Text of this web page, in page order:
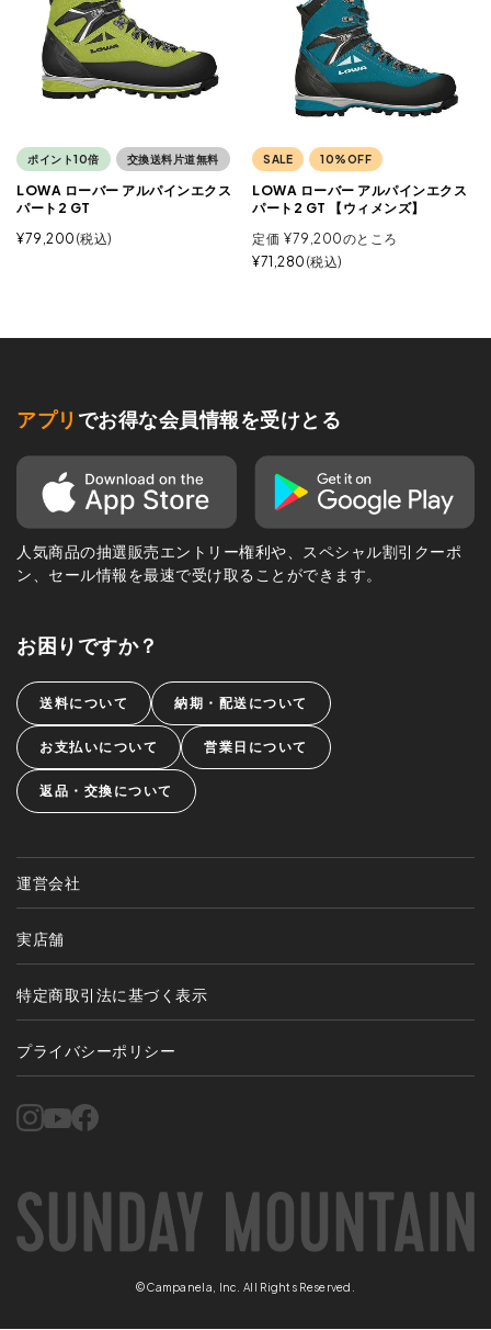
ポイント10倍 交換送料片道無料
LOWA ローバー アルパインエクス
パート2 GT
¥79,200 税込
SALE 10%OFF
LOWA ローバー アルパインエクス
パート2 GT 【ウィメンズ】
定価 ¥79,200のところ
¥71,280 税込
アプリ でお得な会員情報を受けとる
人気商品の抽選販売エントリー権利や、スペシャル割引クーポ
ン、セール情報を最速で受け取ることができます。
お困りですか？
送料について 納期・配送について
お支払いについて 営業日について
返品・交換について
運営会社
実店舗
特定商取引法に基づく表示
プライバシーポリシー
©Campanela, Inc. All Rights Reserved.